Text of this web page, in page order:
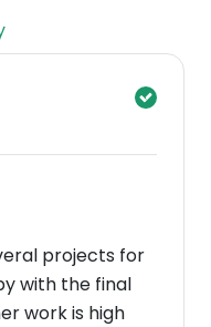
projects for
with the final
work is high